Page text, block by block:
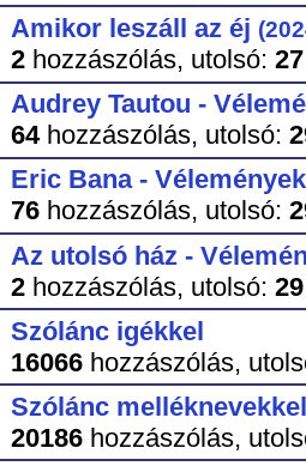
Amikor leszáll az éj
2hozzászólás, utolsó:
Audrey Tautou -
64hozzászólás, utolsó:
Eric Bana - Vélemények
76hozzászólás, utolsó:
Az utolsó ház -
2hozzászólás, utolsó:
Szólánc igékkel
16066hozzászólás,
Szólánc melléknevekkel
20186hozzászólás,